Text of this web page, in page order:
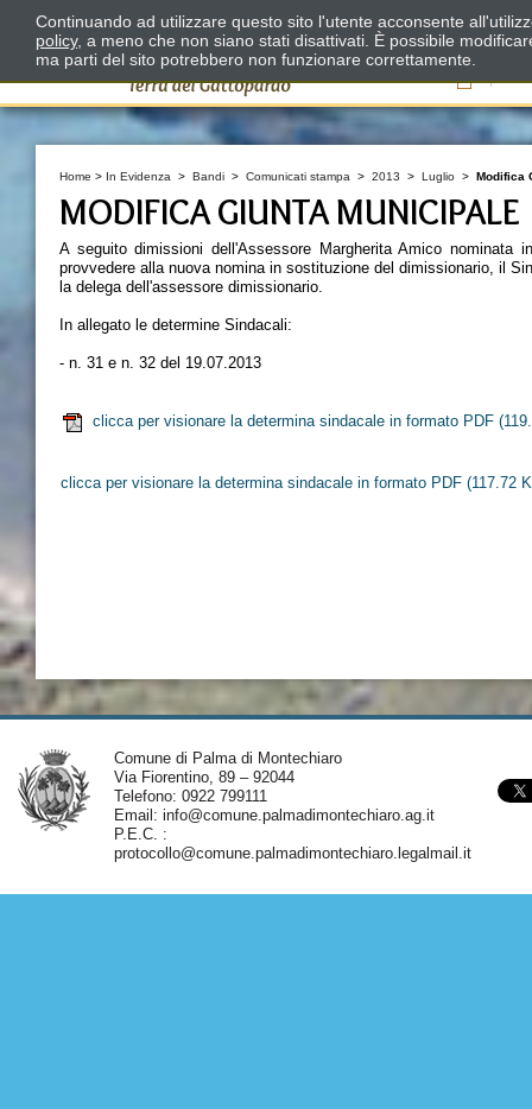
Il
Home > In Evidenza > Bandi > Comunicati stampa > 2013 > Luglio > Modifica
MODIFICA GIUNTA MUNICIPALE
A seguito dimissioni dell'Assessore Margherita Amico nominata
provvedere alla nuova nomina in sostituzione del dimissionario, il
la delega dell'assessore dimissionario.
In allegato le determine Sindacali:
- n. 31 e n. 32 del 19.07.2013
clicca per visionare la determina sindacale in formato PDF
clicca per visionare la determina sindacale in formato PDF (117.72
Comune di Palma di Montechiaro
Via Fiorentino, 89 – 92044
Telefono: 0922 799111
Email: info@comune.palmadimontechiaro.ag.it
P.E.C. :
protocollo@comune.palmadimontechiaro.legalmail.it
Continuando ad utilizzare questo sito l'utente acconsente
policy, a meno che non siano stati disattivati. È possibile
ma parti del sito potrebbero non funzionare correttamente.